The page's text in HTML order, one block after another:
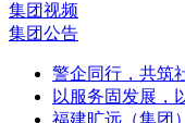
集团视频
集团公告
警企同行，共筑
以服务固发展，